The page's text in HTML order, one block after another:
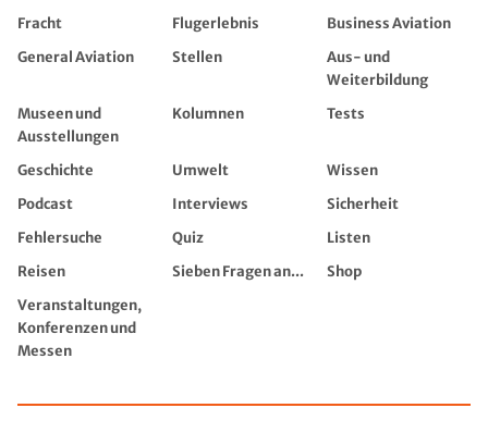
Fracht
Flugerlebnis
Business Aviation
General Aviation
Stellen
Aus- und
Weiterbildung
Museen und
Ausstellungen
Kolumnen Tests
Geschichte Umwelt
Wissen
Podcast
Interviews
Sicherheit
Fehlersuche
Quiz
Listen
Reisen
Sieben Fragen an...
Shop
Veranstaltungen,
Konferenzen und
Messen